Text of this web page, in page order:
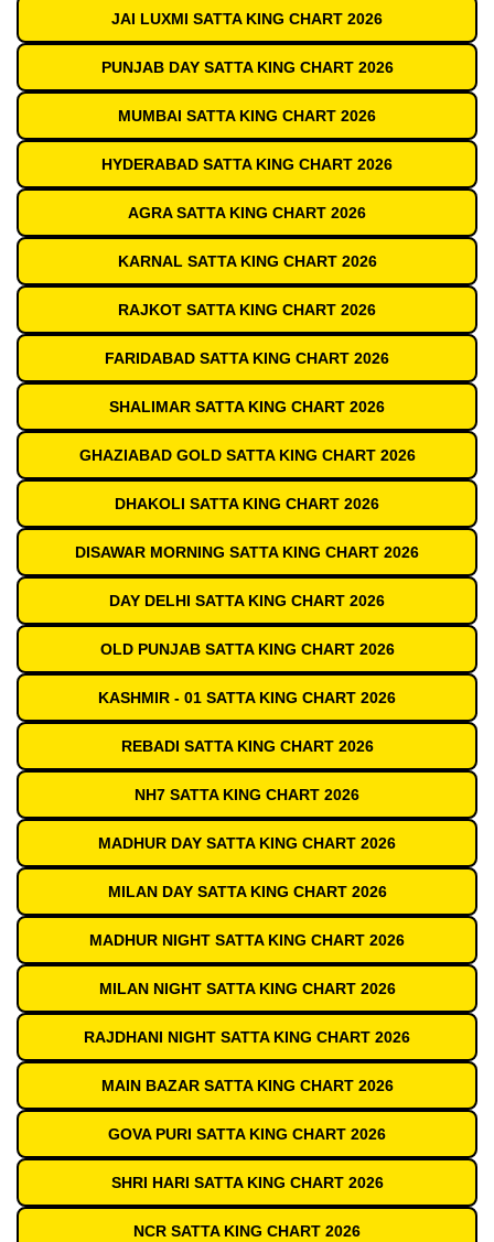
JAI LUXMI SATTA KING CHART 2026
PUNJAB DAY SATTA KING CHART 2026
MUMBAI SATTA KING CHART 2026
HYDERABAD SATTA KING CHART 2026
AGRA SATTA KING CHART 2026
KARNAL SATTA KING CHART 2026
RAJKOT SATTA KING CHART 2026
FARIDABAD SATTA KING CHART 2026
SHALIMAR SATTA KING CHART 2026
GHAZIABAD GOLD SATTA KING CHART 2026
DHAKOLI SATTA KING CHART 2026
DISAWAR MORNING SATTA KING CHART 2026
DAY DELHI SATTA KING CHART 2026
OLD PUNJAB SATTA KING CHART 2026
KASHMIR - 01 SATTA KING CHART 2026
REBADI SATTA KING CHART 2026
NH7 SATTA KING CHART 2026
MADHUR DAY SATTA KING CHART 2026
MILAN DAY SATTA KING CHART 2026
MADHUR NIGHT SATTA KING CHART 2026
MILAN NIGHT SATTA KING CHART 2026
RAJDHANI NIGHT SATTA KING CHART 2026
MAIN BAZAR SATTA KING CHART 2026
GOVA PURI SATTA KING CHART 2026
SHRI HARI SATTA KING CHART 2026
NCR SATTA KING CHART 2026